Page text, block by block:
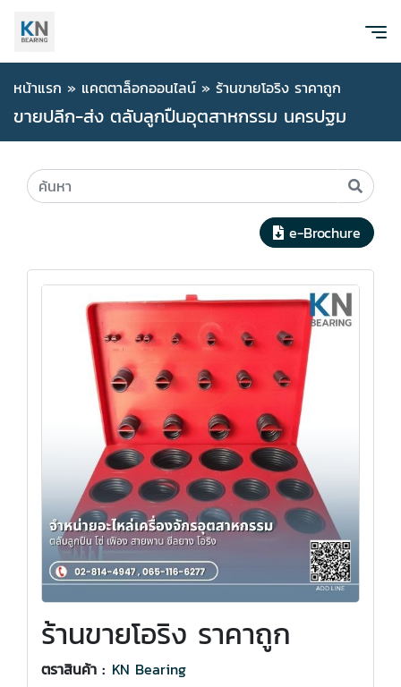
หน้าแรก » แคตตาล็อกออนไลน์ » ร้านขายโอริง ราคาถูก
ขายปลีก-ส่ง ตลับลูกปืนอุตสาหกรรม นครปฐม
e-Brochure
ร้านขายโอริง ราคาถูก
ตราสินค้า : KN Bearing